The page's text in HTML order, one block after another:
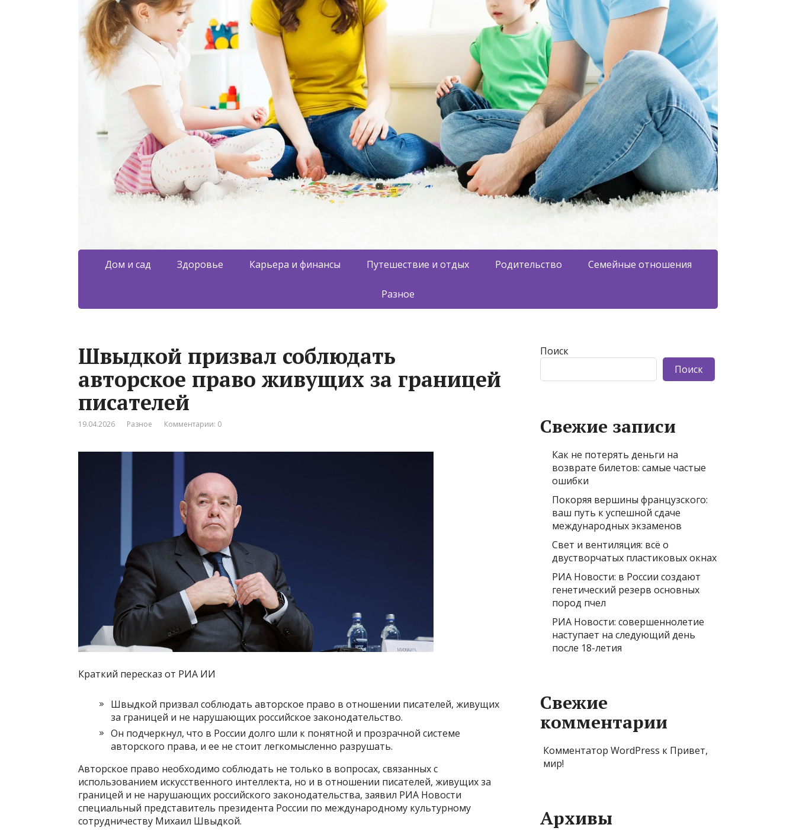
Дом и сад Здоровье Карьера и финансы Путешествие и отдых Родительство Семейные отношения
Разное
Швыдкой призвал соблюдать
авторское право живущих за границей
писателей
19.04.2026 Разное Комментарии: 0
Краткий пересказ от РИА ИИ
Швыдкой призвал соблюдать авторское право в отношении писателей, живущих
за границей и не нарушающих российское законодательство.
Он подчеркнул, что в России долго шли к понятной и прозрачной системе
авторского права, и ее не стоит легкомысленно разрушать.
Авторское право необходимо соблюдать не только в вопросах, связанных с
использованием искусственного интеллекта, но и в отношении писателей, живущих за
границей и не нарушающих российского законодательства, заявил РИА Новости
специальный представитель президента России по международному культурному
сотрудничеству Михаил Швыдкой.
Поиск
Поиск
Свежие записи
Как не потерять деньги на
возврате билетов: самые частые
ошибки
Покоряя вершины французского:
ваш путь к успешной сдаче
международных экзаменов
Свет и вентиляция: всё о
двустворчатых пластиковых окнах
РИА Новости: в России создают
генетический резерв основных
пород пчел
РИА Новости: совершеннолетие
наступает на следующий день
после 18-летия
Свежие
комментарии
Комментатор WordPress к Привет,
мир!
Архивы